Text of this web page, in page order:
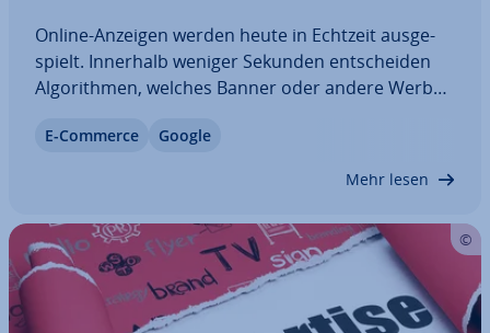
Online-Anzeigen werden heute in Echtzeit aus­ge­
spielt. Innerhalb weniger Sekunden ent­schei­den
Al­go­rith­men, welches Banner oder andere Wer­be­
Doch jede Ad Im­pres­si­on ist umkämpft und wird in
E-Commerce Google
Mehr lesen